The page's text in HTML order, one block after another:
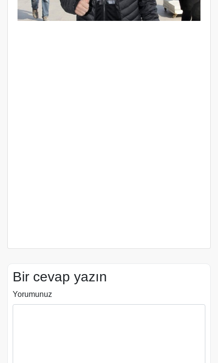
Bir cevap yazın
Yorumunuz